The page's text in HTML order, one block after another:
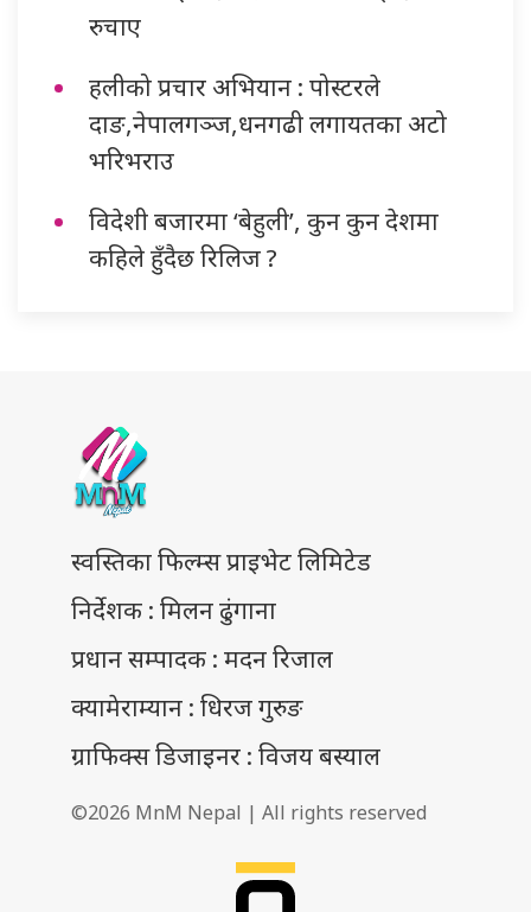
रुचाए
हलीको प्रचार अभियान : पोस्टरले
दाङ,नेपालगञ्ज,धनगढी लगायतका अटो
भरिभराउ
विदेशी बजारमा ‘बेहुली’, कुन कुन देशमा
कहिले हुँदैछ रिलिज ?
स्वस्तिका फिल्म्स प्राइभेट लिमिटेड
निर्देशक : मिलन ढुंगाना
प्रधान सम्पादक : मदन रिजाल
क्यामेराम्यान : धिरज गुरुङ
ग्राफिक्स डिजाइनर : विजय बस्याल
©2026 MnM Nepal | All rights reserved